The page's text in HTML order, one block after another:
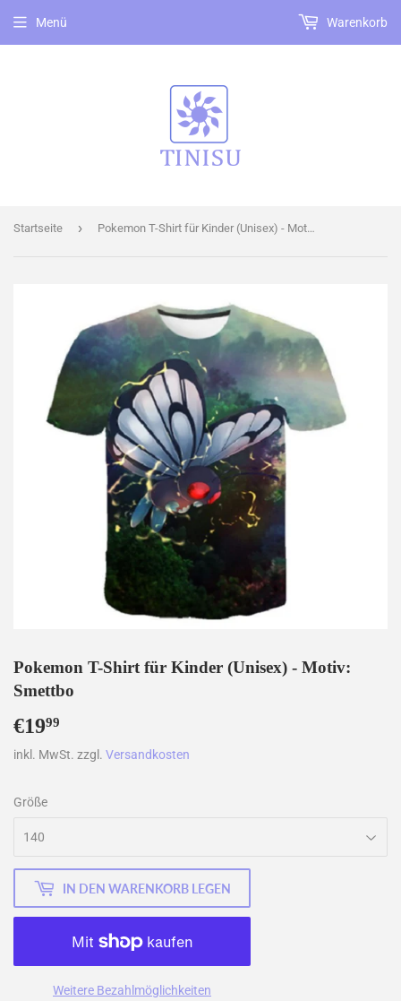
Menü Warenkorb
Startseite › Pokemon T-Shirt für Kinder (Unisex) - Motiv: Smettbo
Pokemon T-Shirt für Kinder (Unisex) - Motiv:
Smettbo
€1999
inkl. MwSt. zzgl. Versandkosten
Größe
IN DEN WARENKORB LEGEN
Weitere Bezahlmöglichkeiten